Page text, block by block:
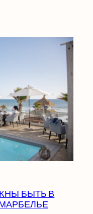
БЫТЬ В